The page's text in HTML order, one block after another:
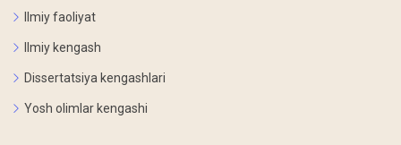
Ilmiy faoliyat
Ilmiy kengash
Dissertatsiya kengashlari
Yosh olimlar kengashi